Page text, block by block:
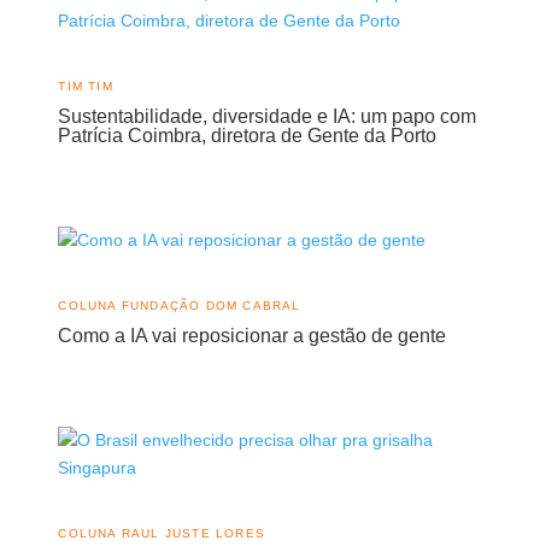
Sustentabilidade, diversidade e IA: um papo com
Patrícia Coimbra, diretora de Gente da Porto
TIM TIM
Como a IA vai reposicionar a gestão de gente
COLUNA FUNDAÇÃO DOM CABRAL
COLUNA RAUL JUSTE LORES